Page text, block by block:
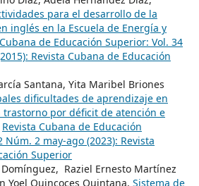
para el desarrollo de la
inglés en la Escuela de Energía y
de Educación Superior: Vol. 34
Revista Cubana de Educación
Santana, Yita Maribel Briones
dificultades de aprendizaje en
trastorno por déficit de atención e
Revista Cubana de Educación
Núm. 2 may-ago (2023): Revista
Superior
Raziel Ernesto Martínez
Yoel Quincoces Quintana, Sistema de